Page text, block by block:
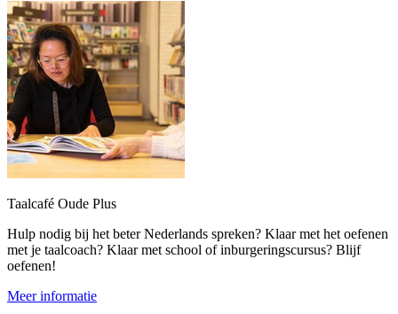
Taalcafé Oude Plus
Hulp nodig bij het beter Nederlands spreken? Klaar met het oefenen
met je taalcoach? Klaar met school of inburgeringscursus? Blijf
oefenen!
Meer informatie